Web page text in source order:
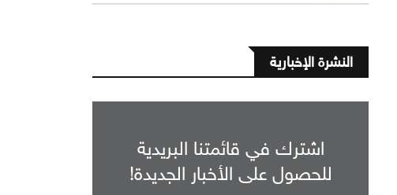
النشرة الإخبارية
اشترك في قائمتنا البريدية
للحصول على الأخبار الجديدة!